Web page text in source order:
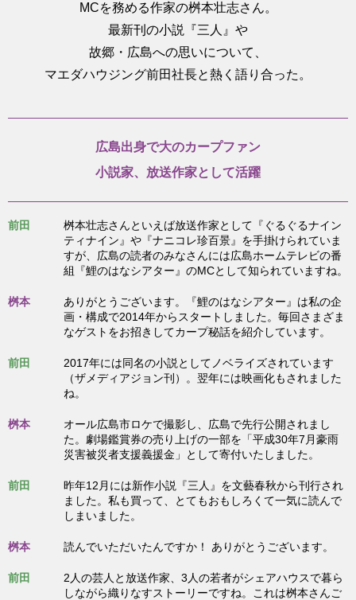
MCを務める作家の桝本壮志さん。
最新刊の小説『三人』や
故郷・広島への思いについて、
マエダハウジング前田社長と熱く語り合った。
広島出身で大のカープファン
小説家、放送作家として活躍
前田
桝本壮志さんといえば放送作家として『ぐるぐるナイン
ティナイン』や『ナニコレ珍百景』を手掛けられていま
すが、広島の読者のみなさんには広島ホームテレビの番
組『鯉のはなシアター』のMCとして知られていますね。
桝本
ありがとうございます。『鯉のはなシアター』は私の企
画・構成で2014年からスタートしました。毎回さまざま
なゲストをお招きしてカープ秘話を紹介しています。
前田
2017年には同名の小説としてノベライズされています
（ザメディアジョン刊）。翌年には映画化もされました
ね。
桝本
オール広島市ロケで撮影し、広島で先行公開されまし
た。劇場鑑賞券の売り上げの一部を「平成30年7月豪雨
災害被災者支援義援金」として寄付いたしました。
前田
昨年12月には新作小説『三人』を文藝春秋から刊行され
ました。私も買って、とてもおもしろくて一気に読んで
しまいました。
桝本 読んでいただいたんですか！ ありがとうございます。
前田
2人の芸人と放送作家、3人の若者がシェアハウスで暮ら
しながら織りなすストーリーですね。これは桝本さんご